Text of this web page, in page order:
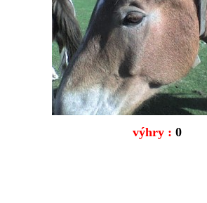
výhry : 0